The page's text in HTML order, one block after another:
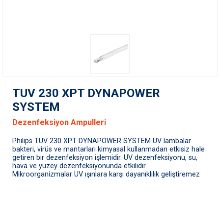
TUV 230 XPT DYNAPOWER
SYSTEM
Dezenfeksiyon Ampulleri
Philips TUV 230 XPT DYNAPOWER SYSTEM UV lambalar
bakteri, virüs ve mantarları kimyasal kullanmadan etkisiz hale
getiren bir dezenfeksiyon işlemidir. UV dezenfeksiyonu, su,
hava ve yüzey dezenfeksiyonunda etkilidir.
Mikroorganizmalar UV ışınlara karşı dayanıklılık geliştiremez